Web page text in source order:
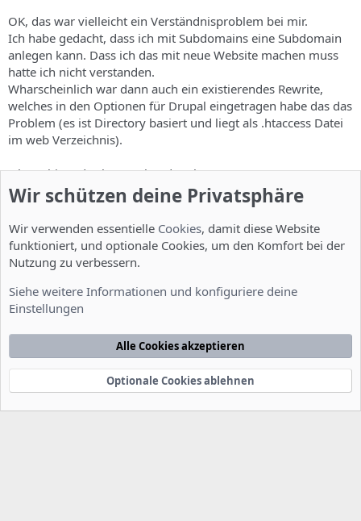
OK, das war vielleicht ein Verständnisproblem bei mir.
Ich habe gedacht, dass ich mit Subdomains eine Subdomain
anlegen kann. Dass ich das mit neue Website machen muss
hatte ich nicht verstanden.
Wharscheinlich war dann auch ein existierendes Rewrite,
welches in den Optionen für Drupal eingetragen habe das das
Problem (es ist Directory basiert und liegt als .htaccess Datei
im web Verzeichnis).
Ich probiere das heute Abend mal aus...
Vielen Dank,
Christian
Werbung
Installation und Konfiguration
Wir schützen deine Privatsphäre
Wir verwenden essentielle Cookies, damit diese Website
funktioniert, und optionale Cookies, um den Komfort bei der
Nutzung zu verbessern.
Siehe weitere Informationen und konfiguriere deine
Einstellungen
Alle Cookies akzeptieren
Optionale Cookies ablehnen